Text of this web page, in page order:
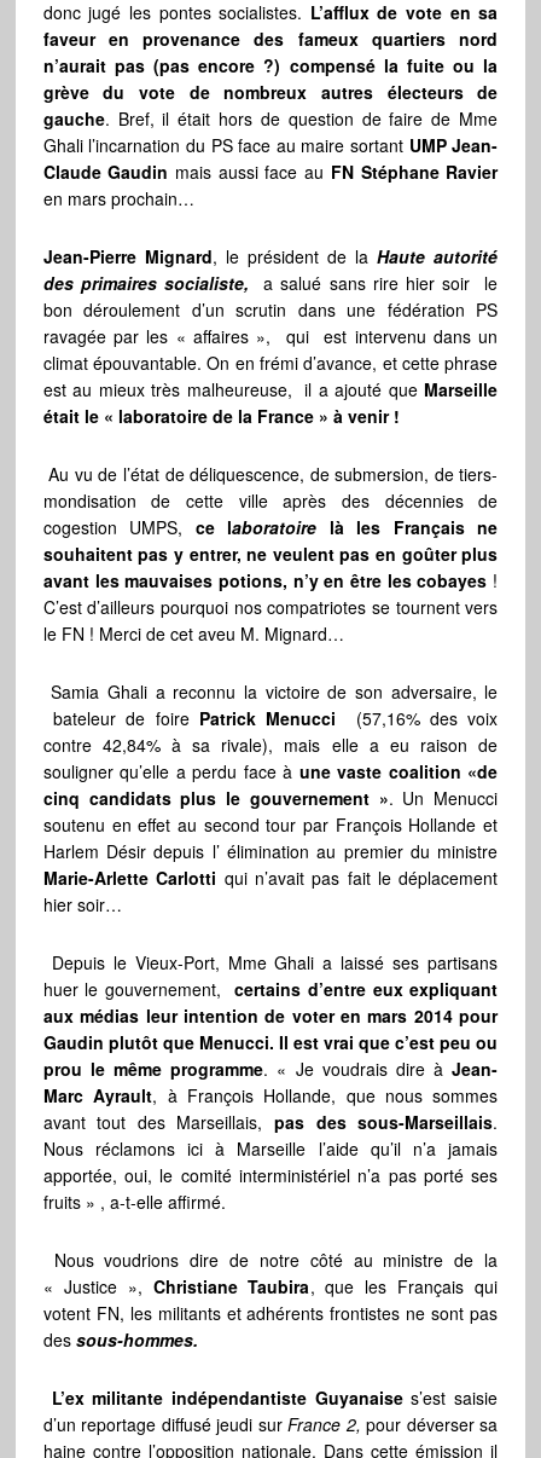
donc jugé les pontes socialistes. L’afflux de vote en sa
faveur en provenance des fameux quartiers nord
n’aurait pas (pas encore ?) compensé la fuite ou la
grève du vote de nombreux autres électeurs de
gauche. Bref, il était hors de question de faire de Mme
Ghali l’incarnation du PS face au maire sortant UMP Jean-
Claude Gaudin mais aussi face au FN Stéphane Ravier
en mars prochain…
Jean-Pierre Mignard, le président de laHaute autorité
des primaires socialiste,
a salué sans rire hier soir le
bon déroulement d’un scrutin dans une fédération PS
ravagée par les « affaires », qui est intervenu dans un
climat épouvantable. On en frémi d’avance, et cette phrase
est au mieux très malheureuse, il a ajouté que Marseille
était le « laboratoire de la France » à venir !
Au vu de l’état de déliquescence, de submersion, de tiers-
mondisation de cette ville après des décennies de
cogestion UMPS, ce laboratoire là les Français ne
souhaitent pas y entrer, ne veulent pas en goûter plus
avant les mauvaises potions, n’y en être les cobayes !
C’est d’ailleurs pourquoi nos compatriotes se tournent vers
le FN ! Merci de cet aveu M. Mignard…
Samia Ghali a reconnu la victoire de son adversaire, le
bateleur de foire Patrick Menucci (57,16% des voix
contre 42,84% à sa rivale), mais elle a eu raison de
souligner qu’elle a perdu face à une vaste coalition «de
cinq candidats plus le gouvernement ». Un Menucci
soutenu en effet au second tour par François Hollande et
Harlem Désir depuis l’ élimination au premier du ministre
Marie-Arlette Carlotti qui n’avait pas fait le déplacement
hier soir…
Depuis le Vieux-Port, Mme Ghali a laissé ses partisans
huer le gouvernement, certains d’entre eux expliquant
aux médias leur intention de voter en mars 2014 pour
Gaudin plutôt que Menucci. Il est vrai que c’est peu ou
prou le même programme. « Je voudrais dire àJean-
Marc Ayrault, à François Hollande, que nous sommes
avant tout des Marseillais,pas des sous-Marseillais.
Nous réclamons ici à Marseille l’aide qu’il n’a jamais
apportée, oui, le comité interministériel n’a pas porté ses
fruits » , a-t-elle affirmé.
Nous voudrions dire de notre côté au ministre de la
« Justice », Christiane Taubira, que les Français qui
votent FN, les militants et adhérents frontistes ne sont pas
des sous-hommes.
L’ex militante indépendantiste Guyanaises’est saisie
d’un reportage diffusé jeudi surFrance 2, pour déverser sa
haine contre l’opposition nationale. Dans cette émission il